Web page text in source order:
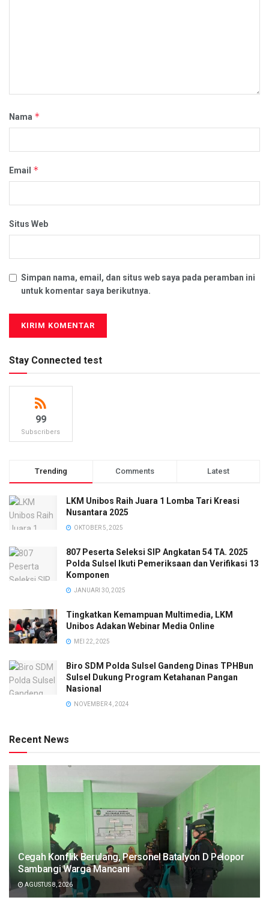
Nama *
Email *
Situs Web
Simpan nama, email, dan situs web saya pada peramban ini
untuk komentar saya berikutnya.
Stay Connected test
99
Subscribers
Trending Comments Latest
LKM Unibos Raih Juara 1 Lomba Tari Kreasi
Nusantara 2025
OKTOBER 5, 2025
807 Peserta Seleksi SIP Angkatan 54 TA. 2025
Polda Sulsel Ikuti Pemeriksaan dan Verifikasi 13
Komponen
JANUARI 30, 2025
Tingkatkan Kemampuan Multimedia, LKM
Unibos Adakan Webinar Media Online
MEI 22, 2025
Biro SDM Polda Sulsel Gandeng Dinas TPHBun
Sulsel Dukung Program Ketahanan Pangan
Nasional
NOVEMBER 4, 2024
Recent News
Cegah Konflik Berulang, Personel Batalyon D Pelopor
Sambangi Warga Mancani
AGUSTUS 8, 2026